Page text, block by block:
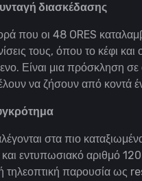
διασκέδασης
που οι 48 ORES
τους, όπου το κέφι
Είναι μια πρόσκληση σε
να ζήσουν από κοντά
στα πιο
εντυπωσιακό αριθμό
τηλεοπτική παρουσία ως